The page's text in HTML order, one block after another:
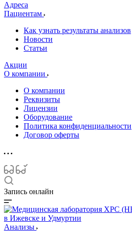
Адреса
Пациентам
Как узнать результаты анализов
Новости
Статьи
Акции
О компании
О компании
Реквизиты
Лицензии
Оборудование
Политика конфиденциальности
Договор оферты
Запись онлайн
Анализы